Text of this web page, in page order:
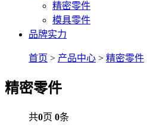
精密零件
模具零件
品牌实力
首页 > 产品中心 > 精密零件
精密零件
共0页 0条